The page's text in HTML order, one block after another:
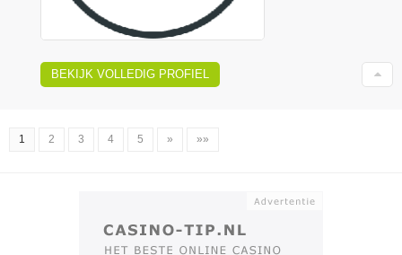
BEKIJK VOLLEDIG PROFIEL
1 2 3 4 5 » »»